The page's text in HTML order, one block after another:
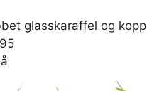
glasskaraffel og kopp